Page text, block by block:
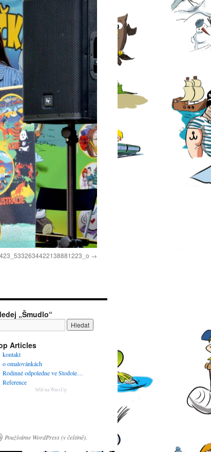
„Šmudlo“
Articles
kontakt
o omalovánkách
Rodinné odpoledne ve Stodole…
Reference
běží naWassUp
Používáme WordPress (v češtině).